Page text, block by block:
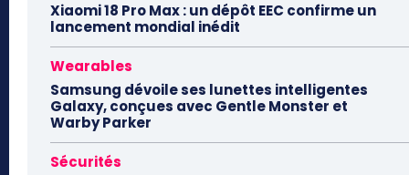
Xiaomi 18 Pro Max : un dépôt EEC confirme un
lancement mondial inédit
Wearables
Samsung dévoile ses lunettes intelligentes
Galaxy, conçues avec Gentle Monster et
Warby Parker
Sécurités